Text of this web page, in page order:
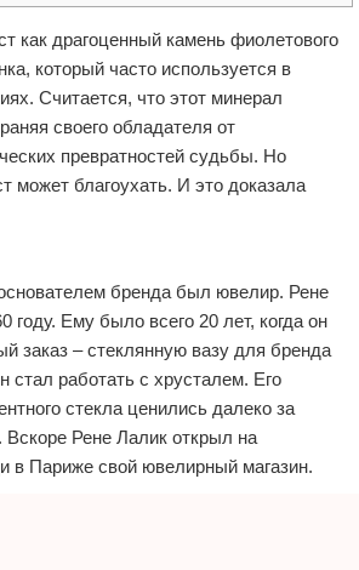
как драгоценный камень фиолетового
который часто используется в
Считается, что этот минерал
своего обладателя от
превратностей судьбы. Но
может благоухать. И это доказала
бренда был ювелир. Рене
году. Ему было всего 20 лет, когда он
заказ – стеклянную вазу для бренда
работать с хрусталем. Его
стекла ценились далеко за
Рене Лалик открыл на
в Париже свой ювелирный магазин.